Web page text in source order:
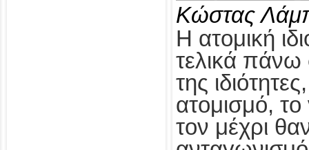
Κώστας
Η ατομική
τελικά πάνω
της
ατομισμό,
τον μέχρι